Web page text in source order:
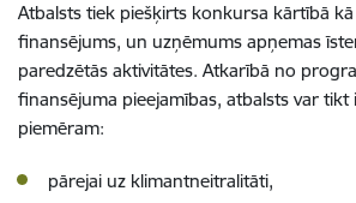
Atbalsts tiek piešķirts konkursa kārtībā
finansējums, un uzņēmums apņemas
paredzētās aktivitātes. Atkarībā no
finansējuma pieejamības, atbalsts var tikt
piemēram:
pārejai uz klimantneitralitāti,